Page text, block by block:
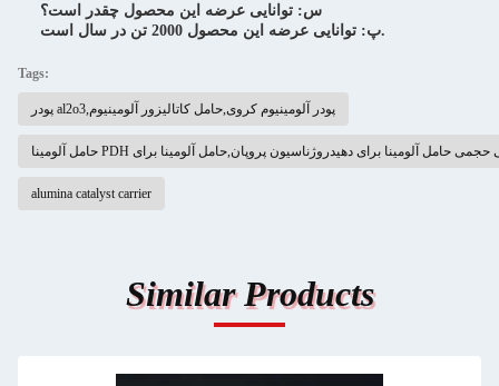
س: توانایی عرضه این محصول چقدر است؟
پ: توانایی عرضه این محصول 2000 تن در سال است.
Tags:
پودر al2o3,پودر آلومینیوم کروی,حامل کاتالیزور آلومینیوم
alumina catalyst carrier
Similar Products